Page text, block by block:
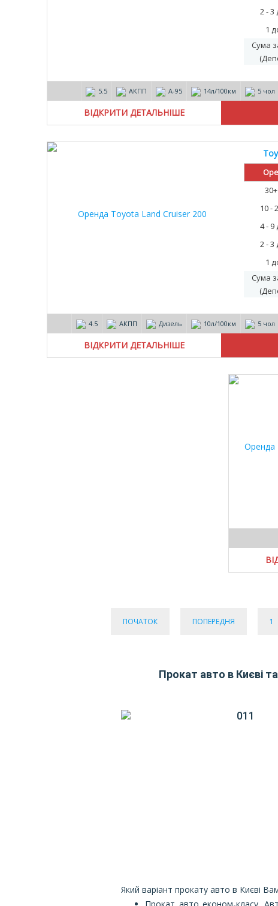
2 - 3
1
Сума
5.5 АКПП А-95 14л/100км 5 чол
ВІДКРИТИ ДЕТАЛЬНІШЕ
10 -
4 - 9
2 - 3
1
Сума
4.5 АКПП Дизель 10л/100км 5 чол
ВІДКРИТИ ДЕТАЛЬНІШЕ
ПОЧАТОК ПОПЕРЕДНЯ 1
Прокат авто в Києві
Який варіант прокату авто в Києві